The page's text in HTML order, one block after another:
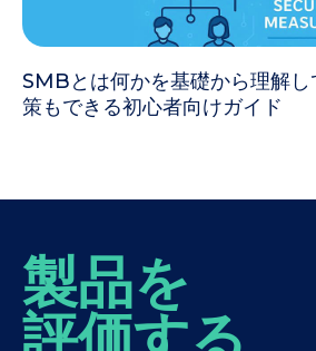
SMBとは何かを基礎から理解
策もできる初心者向けガイド
製品を